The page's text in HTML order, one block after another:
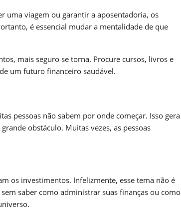
uma viagem ou garantir a aposentadoria, os
é essencial mudar a mentalidade de que
mais seguro se torna. Procure cursos, livros e
um futuro financeiro saudável.
pessoas não sabem por onde começar. Isso gera
obstáculo. Muitas vezes, as pessoas
os investimentos. Infelizmente, esse tema não é
saber como administrar suas finanças ou como